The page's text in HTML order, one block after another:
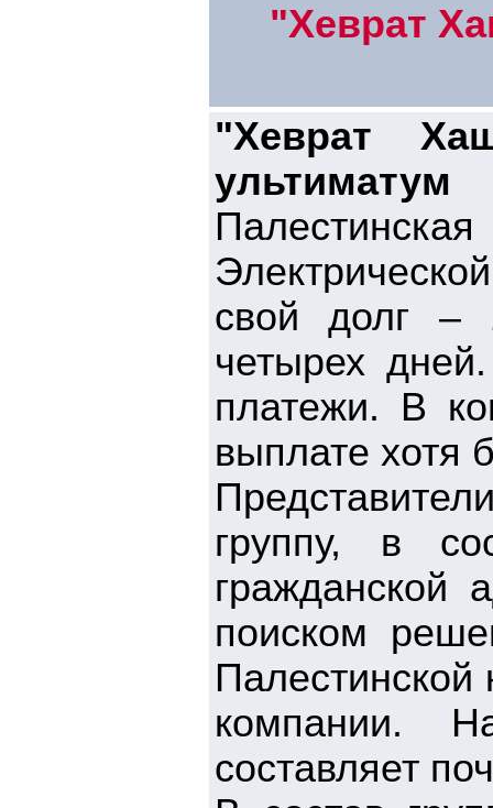
"Хеврат
"Хеврат
ультиматум
свой долг –
четырех
платежи. В
выплате хотя
группу, в
гражданской
поиском
Палестинской
компании.
составляет